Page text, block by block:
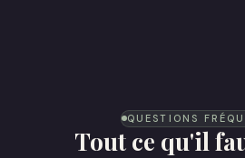
QUESTIONS
Tout ce qu'il